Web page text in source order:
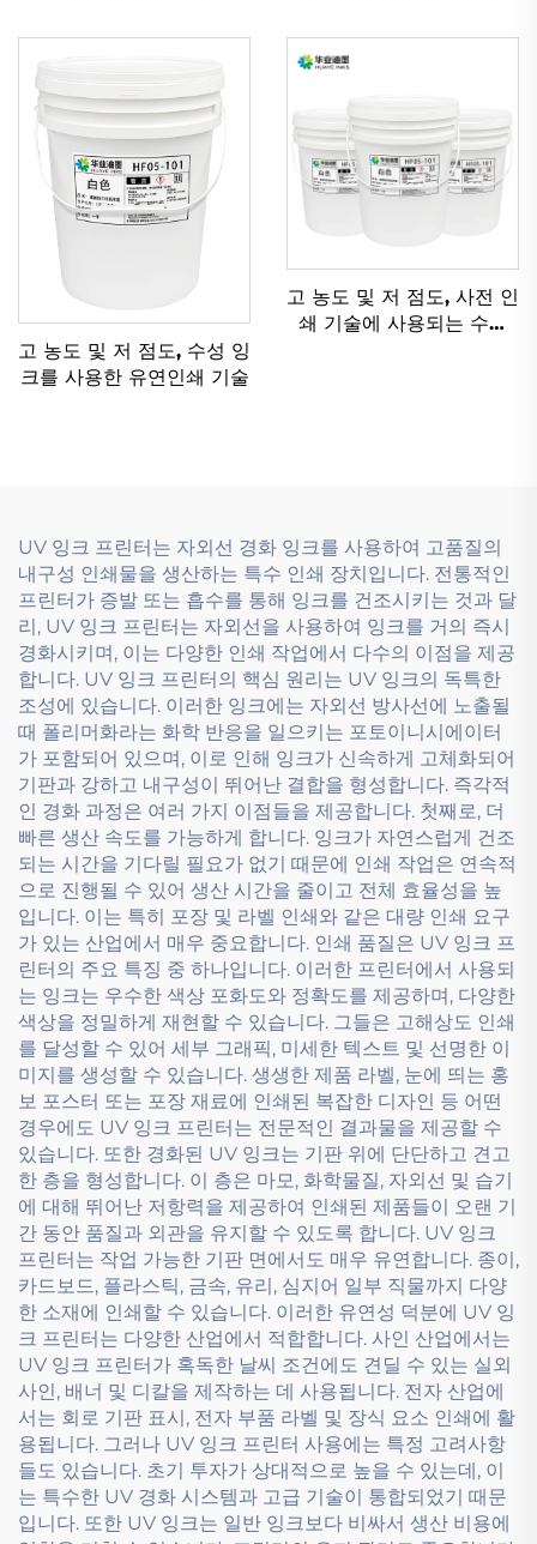
고 농도 및 저 점도, 수성 잉
크를 사용한 유연인쇄 기술
고 농도 및 저 점도, 사전 인
쇄 기술에 사용되는 수성
UV 잉크 프린터는 자외선 경화 잉크를 사용하여 고품질의
내구성 인쇄물을 생산하는 특수 인쇄 장치입니다. 전통적인
프린터가 증발 또는 흡수를 통해 잉크를 건조시키는 것과 달
리, UV 잉크 프린터는 자외선을 사용하여 잉크를 거의 즉시
경화시키며, 이는 다양한 인쇄 작업에서 다수의 이점을 제공
합니다. UV 잉크 프린터의 핵심 원리는 UV 잉크의 독특한
조성에 있습니다. 이러한 잉크에는 자외선 방사선에 노출될
때 폴리머화라는 화학 반응을 일으키는 포토이니시에이터
가 포함되어 있으며, 이로 인해 잉크가 신속하게 고체화되어
기판과 강하고 내구성이 뛰어난 결합을 형성합니다. 즉각적
인 경화 과정은 여러 가지 이점들을 제공합니다. 첫째로, 더
빠른 생산 속도를 가능하게 합니다. 잉크가 자연스럽게 건조
되는 시간을 기다릴 필요가 없기 때문에 인쇄 작업은 연속적
으로 진행될 수 있어 생산 시간을 줄이고 전체 효율성을 높
입니다. 이는 특히 포장 및 라벨 인쇄와 같은 대량 인쇄 요구
가 있는 산업에서 매우 중요합니다. 인쇄 품질은 UV 잉크 프
린터의 주요 특징 중 하나입니다. 이러한 프린터에서 사용되
는 잉크는 우수한 색상 포화도와 정확도를 제공하며, 다양한
색상을 정밀하게 재현할 수 있습니다. 그들은 고해상도 인쇄
를 달성할 수 있어 세부 그래픽, 미세한 텍스트 및 선명한 이
미지를 생성할 수 있습니다. 생생한 제품 라벨, 눈에 띄는 홍
보 포스터 또는 포장 재료에 인쇄된 복잡한 디자인 등 어떤
경우에도 UV 잉크 프린터는 전문적인 결과물을 제공할 수
있습니다. 또한 경화된 UV 잉크는 기판 위에 단단하고 견고
한 층을 형성합니다. 이 층은 마모, 화학물질, 자외선 및 습기
에 대해 뛰어난 저항력을 제공하여 인쇄된 제품들이 오랜 기
간 동안 품질과 외관을 유지할 수 있도록 합니다. UV 잉크
프린터는 작업 가능한 기판 면에서도 매우 유연합니다. 종이,
카드보드, 플라스틱, 금속, 유리, 심지어 일부 직물까지 다양
한 소재에 인쇄할 수 있습니다. 이러한 유연성 덕분에 UV 잉
크 프린터는 다양한 산업에서 적합합니다. 사인 산업에서는
UV 잉크 프린터가 혹독한 날씨 조건에도 견딜 수 있는 실외
사인, 배너 및 디칼을 제작하는 데 사용됩니다. 전자 산업에
서는 회로 기판 표시, 전자 부품 라벨 및 장식 요소 인쇄에 활
용됩니다. 그러나 UV 잉크 프린터 사용에는 특정 고려사항
들도 있습니다. 초기 투자가 상대적으로 높을 수 있는데, 이
는 특수한 UV 경화 시스템과 고급 기술이 통합되었기 때문
입니다. 또한 UV 잉크는 일반 잉크보다 비싸서 생산 비용에